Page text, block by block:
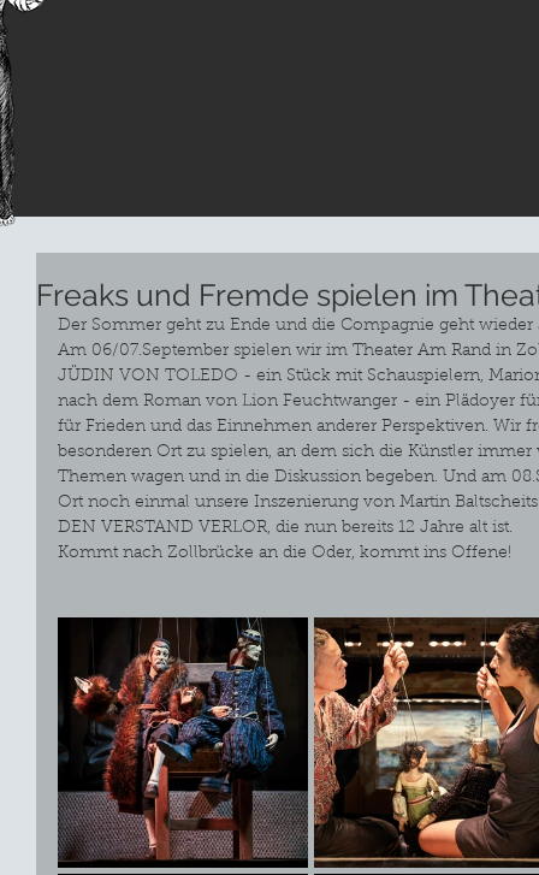
Freaks und Fremde spielen im
Der Sommer geht zu Ende und die Compagnie geht wieder
Am 06/07.September spielen wir im Theater Am Rand in
JÜDIN VON TOLEDO - ein Stück mit Schauspielern,
nach dem Roman von Lion Feuchtwanger - ein Plädoyer
für Frieden und das Einnehmen anderer Perspektiven. Wir
besonderen Ort zu spielen, an dem sich die Künstler
Themen wagen und in die Diskussion begeben. Und am
Ort noch einmal unsere Inszenierung von Martin
DEN VERSTAND VERLOR, die nun bereits 12 Jahre alt ist.
Kommt nach Zollbrücke an die Oder, kommt ins Offene!